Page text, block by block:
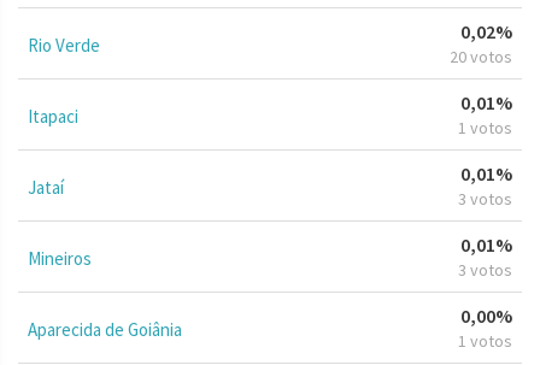
Rio Verde
0,02%
20 votos
Itapaci
0,01%
1 votos
Jataí
0,01%
3 votos
Mineiros
0,01%
3 votos
Aparecida de Goiânia
0,00%
1 votos